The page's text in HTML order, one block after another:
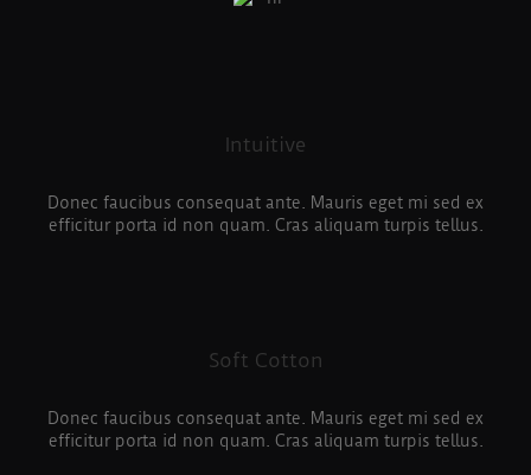
Intuitive
Donec faucibus consequat ante. Mauris eget mi sed ex
efficitur porta id non quam. Cras aliquam turpis tellus.
Soft Cotton
Donec faucibus consequat ante. Mauris eget mi sed ex
efficitur porta id non quam. Cras aliquam turpis tellus.